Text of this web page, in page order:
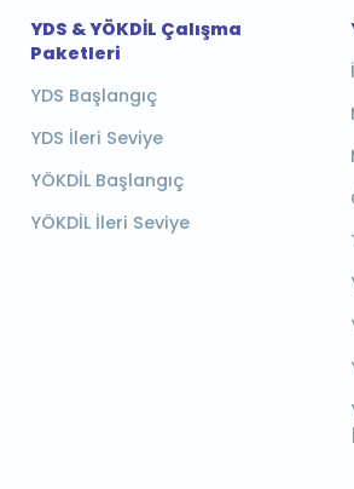
YDS & YÖKDİL Çalışma
Paketleri
YDS Başlangıç
YDS İleri Seviye
YÖKDİL Başlangıç
YÖKDİL İleri Seviye